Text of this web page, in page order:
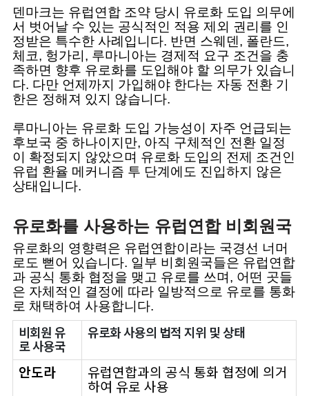
덴마크는 유럽연합 조약 당시 유로화 도입 의무에
서 벗어날 수 있는 공식적인 적용 제외 권리를 인
정받은 특수한 사례입니다. 반면 스웨덴, 폴란드,
체코, 헝가리, 루마니아는 경제적 요구 조건을 충
족하면 향후 유로화를 도입해야 할 의무가 있습니
다. 다만 언제까지 가입해야 한다는 자동 전환 기
한은 정해져 있지 않습니다.
루마니아는 유로화 도입 가능성이 자주 언급되는
후보국 중 하나이지만, 아직 구체적인 전환 일정
이 확정되지 않았으며 유로화 도입의 전제 조건인
유럽 환율 메커니즘 투 단계에도 진입하지 않은
상태입니다.
유로화를 사용하는 유럽연합 비회원국
유로화의 영향력은 유럽연합이라는 국경선 너머
로도 뻗어 있습니다. 일부 비회원국들은 유럽연합
과 공식 통화 협정을 맺고 유로를 쓰며, 어떤 곳들
은 자체적인 결정에 따라 일방적으로 유로를 통화
로 채택하여 사용합니다.
비회원 유
로 사용국
유로화 사용의 법적 지위 및 상태
안도라
유럽연합과의 공식 통화 협정에 의거
하여 유로 사용